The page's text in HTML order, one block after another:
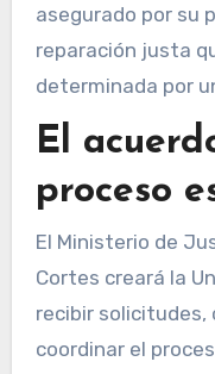
asegurado por su
reparación justa
determinada por
El
proceso
El Ministerio de
Cortes creará la
recibir solicitudes,
coordinar el